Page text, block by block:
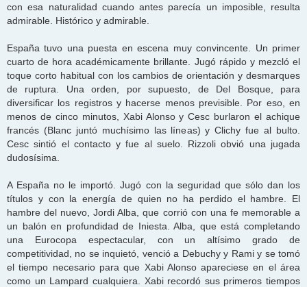
con esa naturalidad cuando antes parecía un imposible, resulta
admirable. Histórico y admirable.
España tuvo una puesta en escena muy convincente. Un primer
cuarto de hora académicamente brillante. Jugó rápido y mezcló el
toque corto habitual con los cambios de orientación y desmarques
de ruptura. Una orden, por supuesto, de Del Bosque, para
diversificar los registros y hacerse menos previsible. Por eso, en
menos de cinco minutos, Xabi Alonso y Cesc burlaron el achique
francés (Blanc juntó muchísimo las líneas) y Clichy fue al bulto.
Cesc sintió el contacto y fue al suelo. Rizzoli obvió una jugada
dudosísima.
A España no le importó. Jugó con la seguridad que sólo dan los
títulos y con la energía de quien no ha perdido el hambre. El
hambre del nuevo, Jordi Alba, que corrió con una fe memorable a
un balón en profundidad de Iniesta. Alba, que está completando
una Eurocopa espectacular, con un altísimo grado de
competitividad, no se inquietó, venció a Debuchy y Rami y se tomó
el tiempo necesario para que Xabi Alonso apareciese en el área
como un Lampard cualquiera. Xabi recordó sus primeros tiempos